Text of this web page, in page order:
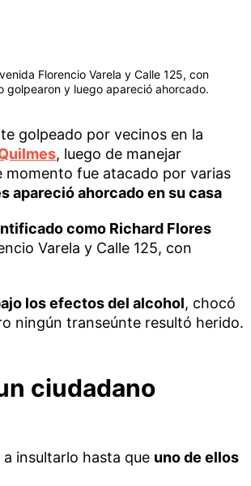
Florencio Varela y Calle 125, con
golpearon y luego apareció ahorcado.
golpeado por vecinos en la
, luego de manejar
momento fue atacado por varias
apareció ahorcado en su casa
como Richard Flores
Varela y Calle 125, con
los efectos del alcohol, chocó
ningún transeúnte resultó herido.
ciudadano
insultarlo hasta que uno de ellos